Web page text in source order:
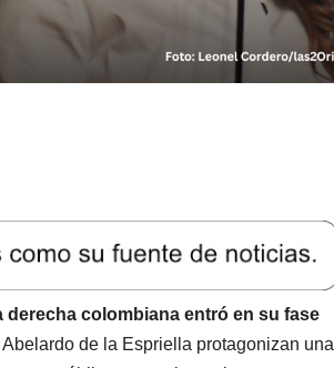
colombiana entró en su fase
de la Espriella protagonizan una